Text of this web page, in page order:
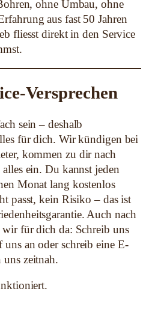
ohne Umbau, ohne
aus fast 50 Jahren
fliesst direkt in den Service
Versprechen
sein – deshalb
für dich. Wir kündigen bei
kommen zu dir nach
ein. Du kannst jeden
Monat lang kostenlos
passt, kein Risiko – das ist
Auch nach
wir für dich da: Schreib uns
an oder schreib eine E-
zeitnah.